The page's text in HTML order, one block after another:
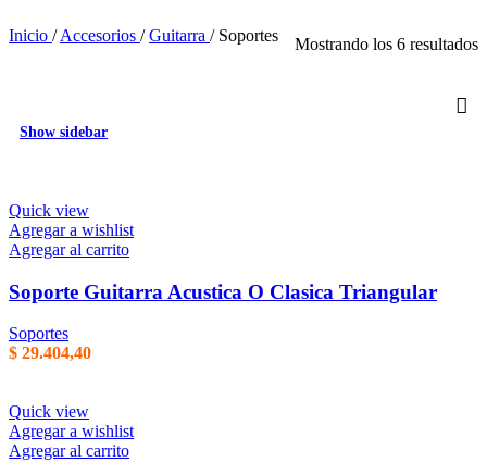
Inicio / Accesorios / Guitarra / Soportes Mostrando los 6 resultados
Show sidebar
Quick view
Agregar a wishlist
Agregar al carrito
Soporte Guitarra Acustica O Clasica Triangular
Soportes
$ 29.404,40
Quick view
Agregar a wishlist
Agregar al carrito